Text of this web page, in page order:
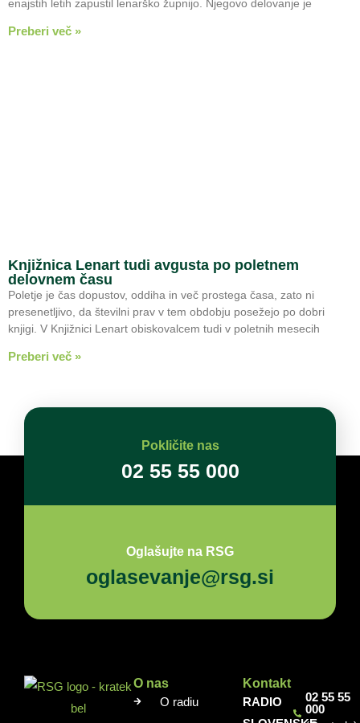
enajstih letih zapustil lenarško župnijo. Njegovo delovanje je
Preberi več »
Knjižnica Lenart tudi avgusta po poletnem
delovnem času
Poletje je čas dopustov, oddiha in več prostega časa, zato ni
presenetljivo, da številni prav v tem obdobju posežejo po dobri
knjigi. V Knjižnici Lenart obiskovalcem tudi v poletnih mesecih
Preberi več »
Pokličite nas
02 55 55 000
Oglašujte na RSG
oglasevanje@rsg.si
O nas
O radiu
Kontakt
RADIO
02 55 55
000